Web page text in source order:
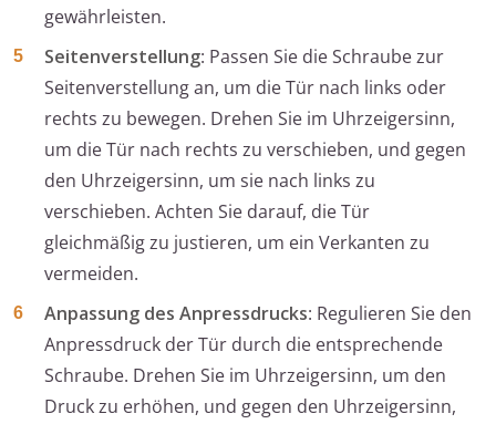
gewährleisten.
Seitenverstellung: Passen Sie die Schraube zur
Seitenverstellung an, um die Tür nach links oder
rechts zu bewegen. Drehen Sie im Uhrzeigersinn,
um die Tür nach rechts zu verschieben, und gegen
den Uhrzeigersinn, um sie nach links zu
verschieben. Achten Sie darauf, die Tür
gleichmäßig zu justieren, um ein Verkanten zu
vermeiden.
Anpassung des Anpressdrucks: Regulieren Sie den
Anpressdruck der Tür durch die entsprechende
Schraube. Drehen Sie im Uhrzeigersinn, um den
Druck zu erhöhen, und gegen den Uhrzeigersinn,